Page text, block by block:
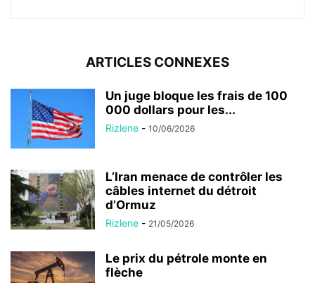
ARTICLES CONNEXES
Un juge bloque les frais de 100
000 dollars pour les...
Rizlene - 10/06/2026
L’Iran menace de contrôler les
câbles internet du détroit
d’Ormuz
Rizlene - 21/05/2026
Le prix du pétrole monte en
flèche